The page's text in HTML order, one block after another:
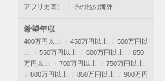
アフリカ等）
その他の海外
希望年収
400万円以上 450万円以上
500万円以
上
550万円以上 600万円以上
650
万円以上
700万円以上
750万円以上
800万円以上
850万円以上
900万円